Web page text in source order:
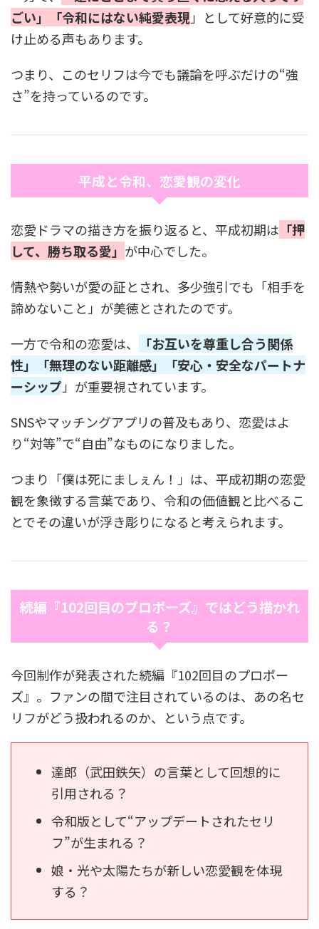
ごい」「令和にはない純愛表現」として好意的に受
け止める声もあります。
つまり、このセリフは今でも議論を呼ぶだけの“強
さ”を持っているのです。
平成と令和、恋愛観の変化
恋愛ドラマの描き方を振り返ると、平成初期は 「押
して、勝ち取る愛」 が中心でした。
情熱や勢いが愛の証とされ、多少強引でも「相手を
諦めないこと」が美徳とされたのです。
一方で令和の恋愛は、
「お互いを尊重し合う関係
性」「無理のない距離感」「安心・安全なパートナ
ーシップ 」が重要視されています。
SNSやマッチングアプリの普及もあり、恋愛はよ
り“対等”で“自由”なものになりました。
つまり「僕は死にましぇん！」は、平成初期の恋愛
観を象徴する言葉であり、令和の価値観と比べるこ
とでその違いが浮き彫りになると考えられます。
続編『102回目のプロポーズ』ではどう描かれ
る？
今回制作が発表された続編『102回目のプロポー
ズ』。ファンの間で注目されているのは、あの名セ
リフがどう扱われるのか、という点です。
達郎（武田鉄矢）の言葉として回想的に
引用される？
令和版として“アップデートされたセリ
フ”が生まれる？
娘・光や太陽たちが新しい恋愛観を体現
する？